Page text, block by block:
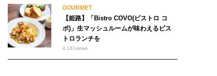
GOURMET
【姫路】「Bistro COVO(ビストロ コ
ボ)」生マッシュルームが味わえるビス
トロランチを
4,161views